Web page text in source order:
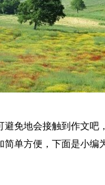
免地会接触到作文吧
单方便，下面是小编